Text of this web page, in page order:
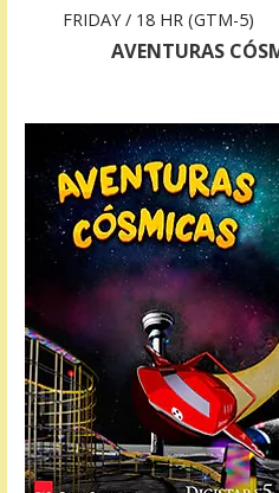
FRIDAY / 18 HR (GTM-5)
AVENTURAS